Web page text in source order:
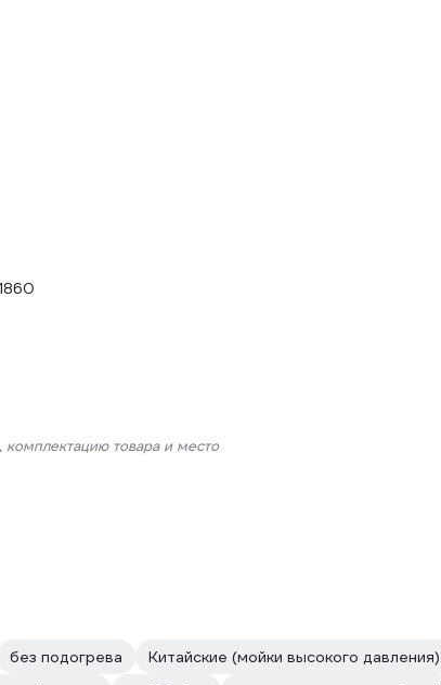
комплектацию товара и место
без подогрева Китайские (мойки высокого давления)